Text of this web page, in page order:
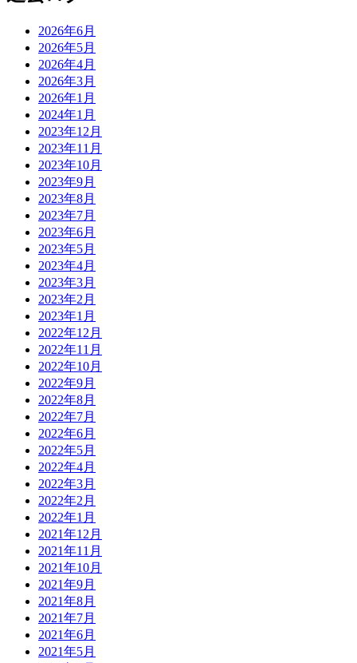
2026年6月
2026年5月
2026年4月
2026年3月
2026年1月
2024年1月
2023年12月
2023年11月
2023年10月
2023年9月
2023年8月
2023年7月
2023年6月
2023年5月
2023年4月
2023年3月
2023年2月
2023年1月
2022年12月
2022年11月
2022年10月
2022年9月
2022年8月
2022年7月
2022年6月
2022年5月
2022年4月
2022年3月
2022年2月
2022年1月
2021年12月
2021年11月
2021年10月
2021年9月
2021年8月
2021年7月
2021年6月
2021年5月